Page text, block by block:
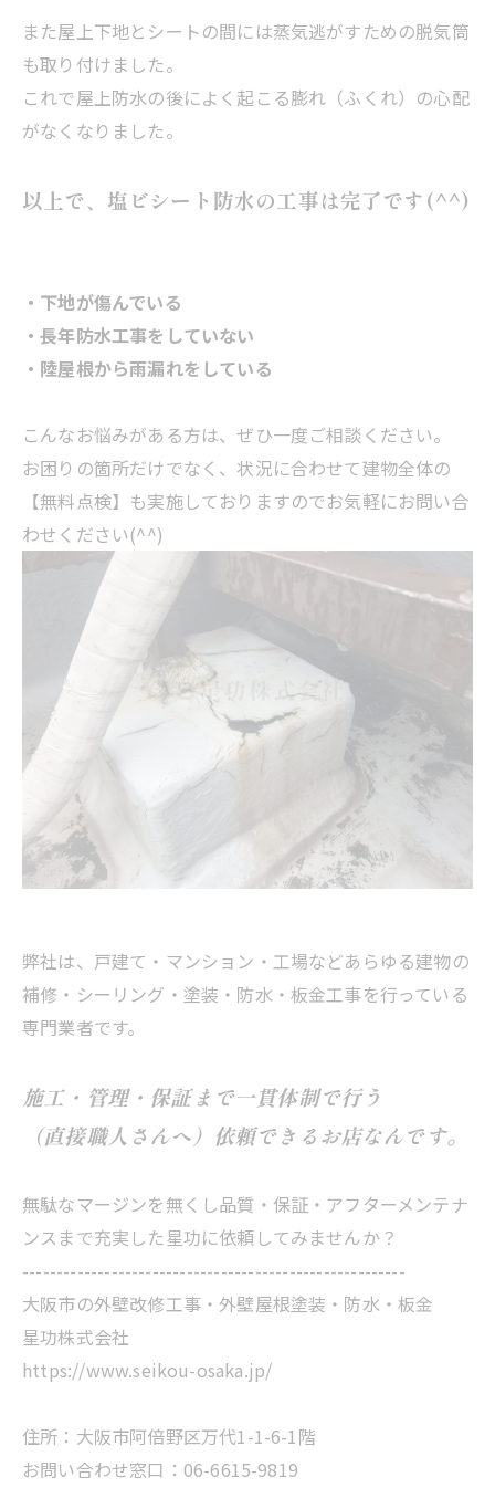
また屋上下地とシートの間には蒸気逃がすための脱気筒
も取り付けました。
これで屋上防水の後によく起こる膨れ（ふくれ）の心配
がなくなりました。
以上で、塩ビシート防水の工事は完了です(^^)
・下地が傷んでいる
・長年防水工事をしていない
・陸屋根から雨漏れをしている
こんなお悩みがある方は、ぜひ一度ご相談ください。
お困りの箇所だけでなく、状況に合わせて建物全体の
【無料点検】も実施しておりますのでお気軽にお問い合
わせください(^^)
弊社は、戸建て・マンション・工場などあらゆる建物の
補修・シーリング・塗装・防水・板金工事を行っている
専門業者です。
施工・管理・保証まで一貫体制で行う
（直接職人さんへ）依頼できるお店なんです。
無駄なマージンを無くし品質・保証・アフターメンテナ
ンスまで充実した星功に依頼してみませんか？
--------------------------------------------------------
大阪市の外壁改修工事・外壁屋根塗装・防水・板金
星功株式会社
https://www.seikou-osaka.jp/
住所：大阪市阿倍野区万代1-1-6-1階
お問い合わせ窓口：06-6615-9819